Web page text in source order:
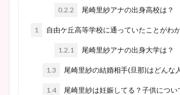
0.2.2 尾崎里紗アナの出身高校は？
1 自由ケ丘高等学校に通っていたことがわ
1.2.1 尾崎里紗アナの出身大学は？
1.3 尾崎里紗の結婚相手(旦那)はどんな
1.4 尾崎里紗は妊娠してる？子供につい